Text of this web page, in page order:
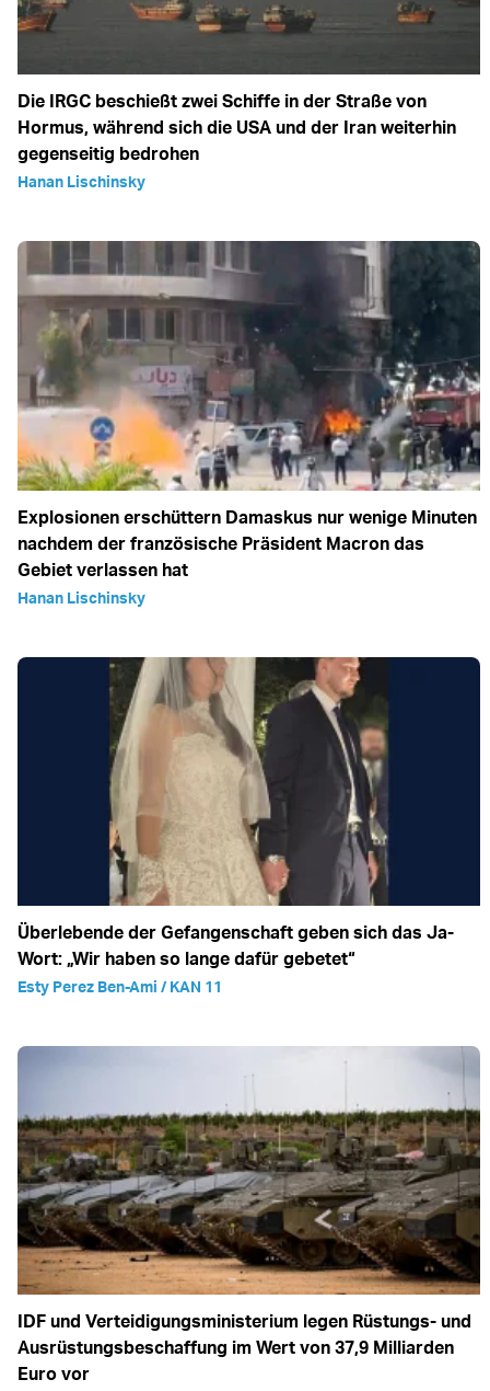
Die IRGC beschießt zwei Schiffe in der Straße von
Hormus, während sich die USA und der Iran weiterhin
gegenseitig bedrohen
Hanan Lischinsky
Explosionen erschüttern Damaskus nur wenige Minuten
nachdem der französische Präsident Macron das
Gebiet verlassen hat
Hanan Lischinsky
Überlebende der Gefangenschaft geben sich das Ja-
Wort: „Wir haben so lange dafür gebetet“
Esty Perez Ben-Ami / KAN 11
IDF und Verteidigungsministerium legen Rüstungs- und
Ausrüstungsbeschaffung im Wert von 37,9 Milliarden
Euro vor